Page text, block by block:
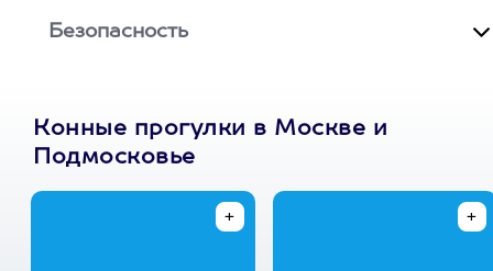
Безопасность
Конные прогулки в Москве и
Подмосковье